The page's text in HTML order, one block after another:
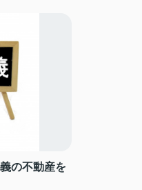
の不動産を